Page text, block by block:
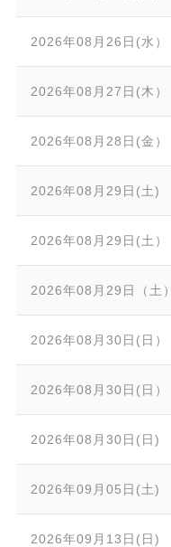
2026年08月26日(水）
2026年08月27日(木）
2026年08月28日(金）
2026年08月29日(土)
2026年08月29日(土）
2026年08月29日（土）
2026年08月30日(日）
2026年08月30日(日）
2026年08月30日(日)
2026年09月05日(土)
2026年09月13日(日)